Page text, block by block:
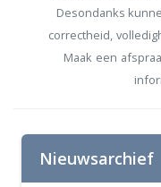
Desondanks
correctheid,
Maak een
Nieuwsarchief